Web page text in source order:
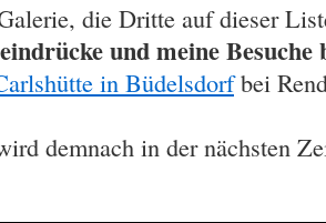
die Dritte auf dieser
und meine
in Büdelsdorfbei
demnach in der nächsten